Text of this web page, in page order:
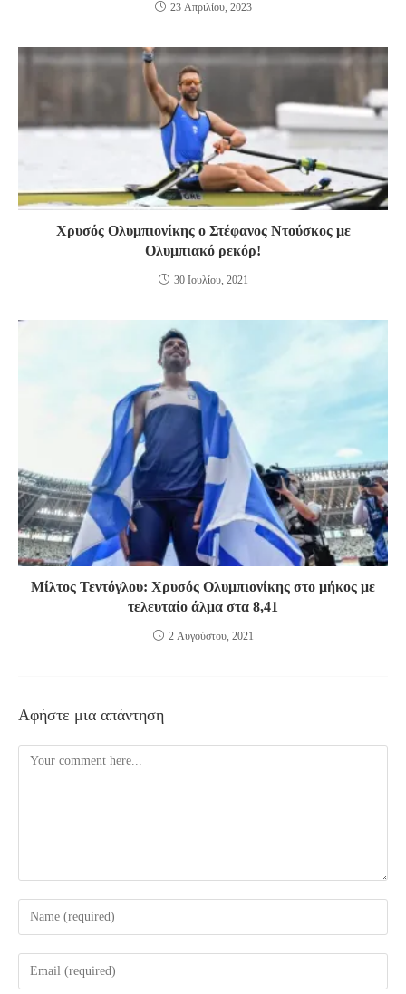
23 Απριλίου, 2023
Χρυσός Ολυμπιονίκης ο Στέφανος Ντούσκος με
Ολυμπιακό ρεκόρ!
30 Ιουλίου, 2021
Μίλτος Τεντόγλου: Χρυσός Ολυμπιονίκης στο μήκος με
τελευταίο άλμα στα 8,41
2 Αυγούστου, 2021
Αφήστε μια απάντηση
Comment
Enter
your
name
Enter
your